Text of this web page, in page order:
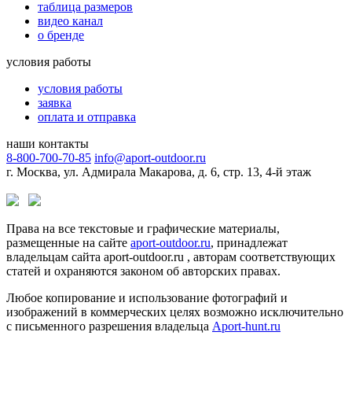
таблица размеров
видео канал
о бренде
условия работы
условия работы
заявка
оплата и отправка
наши контакты
8-800-700-70-85 info@aport-outdoor.ru
г. Москва, ул. Адмирала Макарова, д. 6, стр. 13, 4-й этаж
Права на все текстовые и графические материалы,
размещенные на сайте aport-outdoor.ru, принадлежат
владельцам сайта aport-outdoor.ru , авторам соответствующих
статей и охраняются законом об авторских правах.
Любое копирование и использование фотографий и
изображений в коммерческих целях возможно исключительно
с письменного разрешения владельца Aport-hunt.ru